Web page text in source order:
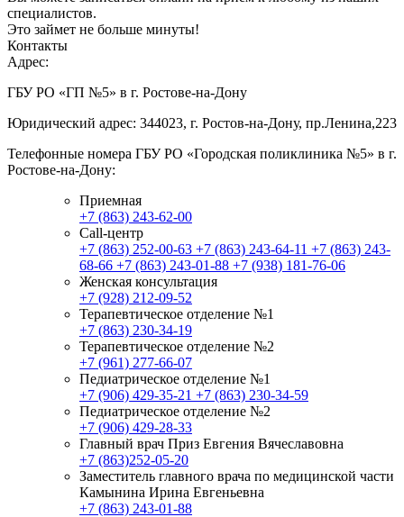
специалистов.
Это займет не больше минуты!
Контакты
Адрес:
ГБУ РО «ГП №5» в г. Ростове-на-Дону
Юридический адрес: 344023, г. Ростов-на-Дону, пр.Ленина,223
Телефонные номера ГБУ РО «Городская поликлиника №5» в г.
Ростове-на-Дону:
Приемная
+7 (863) 243-62-00
Call-центр
+7 (863) 252-00-63 +7 (863) 243-64-11 +7 (863) 243-
68-66 +7 (863) 243-01-88 +7 (938) 181-76-06
Женская консультация
+7 (928) 212-09-52
Терапевтическое отделение №1
+7 (863) 230-34-19
Терапевтическое отделение №2
+7 (961) 277-66-07
Педиатрическое отделение №1
+7 (906) 429-35-21 +7 (863) 230-34-59
Педиатрическое отделение №2
+7 (906) 429-28-33
Главный врач Приз Евгения Вячеславовна
+7 (863)252-05-20
Заместитель главного врача по медицинской части
Камынина Ирина Евгеньевна
+7 (863) 243-01-88